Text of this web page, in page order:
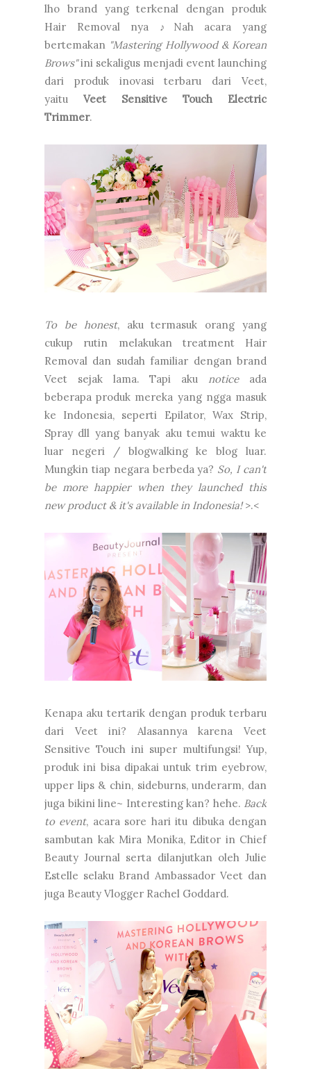
lho brand yang terkenal dengan produk
Hair Removal nya ♪Nah acara yang
bertemakan "Mastering Hollywood & Korean
Brows"ini sekaligus menjadi event launching
dari produk inovasi terbaru dari Veet,
yaitu Veet Sensitive Touch Electric
Trimmer.
To be honest, aku termasuk orang yang
cukup rutin melakukan treatment Hair
Removal dan sudah familiar dengan brand
Veet sejak lama. Tapi aku noticeada
beberapa produk mereka yang ngga masuk
ke Indonesia, seperti Epilator, Wax Strip,
Spray dll yang banyak aku temui waktu ke
luar negeri / blogwalking ke blog luar.
Mungkin tiap negara berbeda ya? So, I can't
be more happier when they launched this
new product & it's available in Indonesia!>.<
Kenapa aku tertarik dengan produk terbaru
dari Veet ini? Alasannya karena Veet
Sensitive Touch ini super multifungsi! Yup,
produk ini bisa dipakai untuk trim eyebrow,
upper lips & chin, sideburns, underarm, dan
juga bikini line~ Interesting kan? hehe. Back
to event, acara sore hari itu dibuka dengan
sambutan kak Mira Monika, Editor in Chief
Beauty Journal serta dilanjutkan oleh Julie
Estelle selaku Brand Ambassador Veet dan
juga Beauty Vlogger Rachel Goddard.